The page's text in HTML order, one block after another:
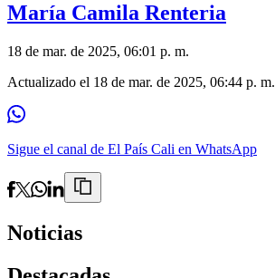
María Camila Renteria
18 de mar. de 2025, 06:01 p. m.
Actualizado el 18 de mar. de 2025, 06:44 p. m.
Sigue el canal de El País Cali en WhatsApp
Noticias